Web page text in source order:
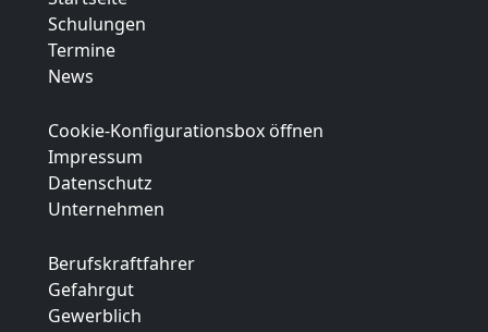
Schulungen
Termine
News
Cookie-Konfigurationsbox öffnen
Impressum
Datenschutz
Unternehmen
Berufskraftfahrer
Gefahrgut
Gewerblich